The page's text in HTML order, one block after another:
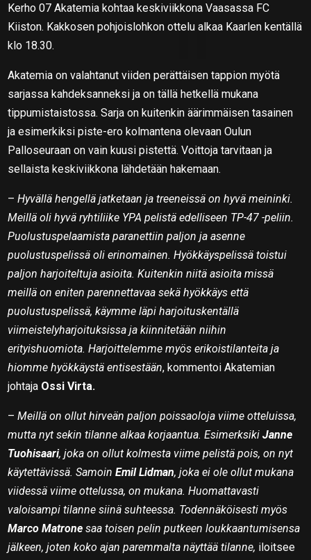
Kerho 07 Akatemia kohtaa keskiviikkona Vaasassa FC
Kiiston. Kakkosen pohjoislohkon ottelu alkaa Kaarlen kentällä
klo 18.30.
Akatemia on valahtanut viiden perättäisen tappion myötä
sarjassa kahdeksanneksi ja on tällä hetkellä mukana
tippumistaistossa. Sarja on kuitenkin äärimmäisen tasainen
ja esimerkiksi piste-ero kolmantena olevaan Oulun
Palloseuraan on vain kuusi pistettä. Voittoja tarvitaan ja
sellaista keskiviikkona lähdetään hakemaan.
–Hyvällä hengellä jatketaan ja treeneissä on hyvä meininki.
Meillä oli hyvä ryhtiliike YPA pelistä edelliseen TP-47 -peliin.
Puolustuspelaamista paranettiin paljon ja asenne
puolustuspelissä oli erinomainen. Hyökkäyspelissä toistui
paljon harjoiteltuja asioita. Kuitenkin niitä asioita missä
meillä on eniten parennettavaa sekä hyökkäys että
puolustuspelissä, käymme läpi harjoituskentällä
viimeistelyharjoituksissa ja kiinnitetään niihin
erityishuomiota. Harjoittelemme myös erikoistilanteita ja
hiomme hyökkäystä entisestään, kommentoi Akatemian
johtaja Ossi Virta.
–Meillä on ollut hirveän paljon poissaoloja viime otteluissa,
mutta nyt sekin tilanne alkaa korjaantua. EsimerksikiJanne
Tuohisaari, joka on ollut kolmesta viime pelistä pois, on nyt
käytettävissä. SamoinEmil Lidman, joka ei ole ollut mukana
viidessä viime ottelussa, on mukana. Huomattavasti
valoisampi tilanne siinä suhteessa. Todennäköisesti myös
Marco Matrone saa toisen pelin putkeen loukkaantumisensa
jälkeen, joten koko ajan paremmalta näyttää tilanne, iloitsee